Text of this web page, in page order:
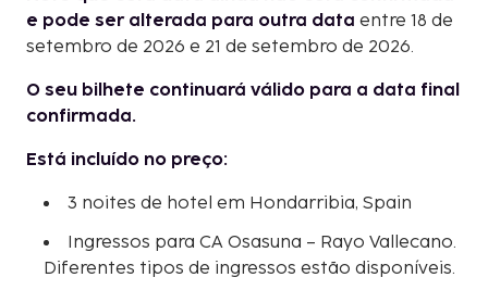
e pode ser alterada para outra data entre 18 de
setembro de 2026 e 21 de setembro de 2026.
O seu bilhete continuará válido para a data final
confirmada.
Está incluído no preço:
3 noites de hotel em Hondarribia, Spain
Ingressos para CA Osasuna – Rayo Vallecano.
Diferentes tipos de ingressos estão disponíveis.